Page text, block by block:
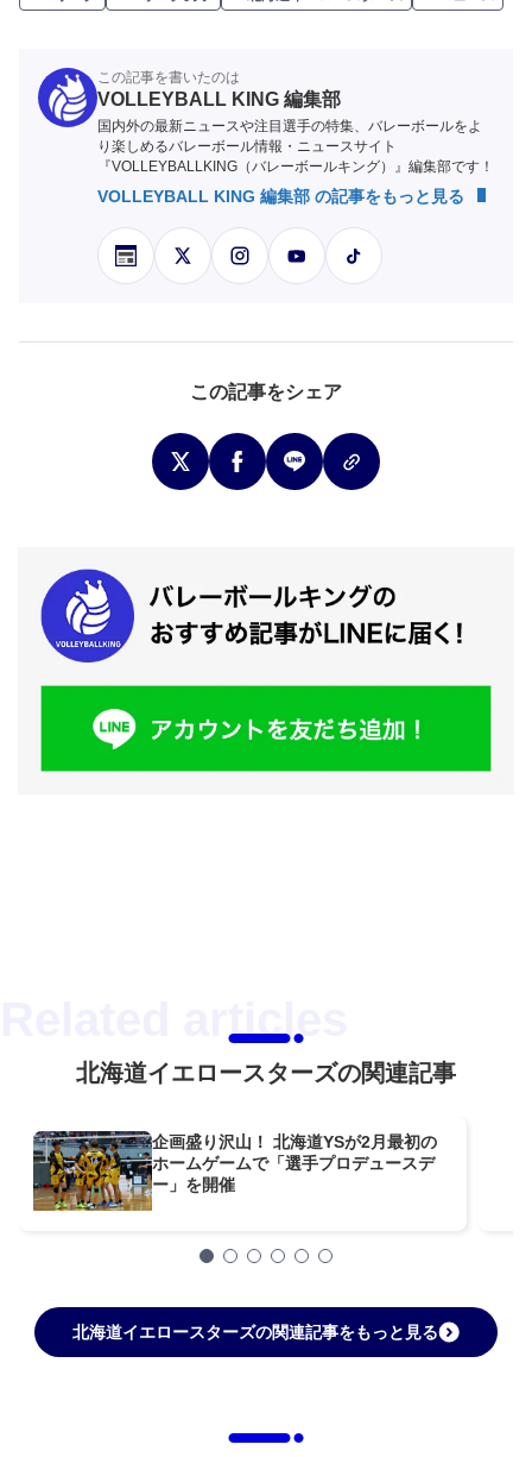
この記事を書いたのは
VOLLEYBALL KING 編集部
国内外の最新ニュースや注目選手の特集、バレーボールをよ
り楽しめるバレーボール情報・ニュースサイト
『VOLLEYBALLKING（バレーボールキング）』編集部です！
VOLLEYBALL KING 編集部 の記事をもっと見る
この記事をシェア
北海道イエロースターズの関連記事
企画盛り沢山！ 北海道YSが2月最初の
ホームゲームで「選手プロデュースデ
ー」を開催
北海道イエロースターズの関連記事をもっと見る